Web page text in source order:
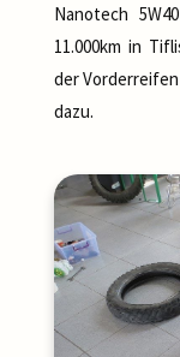
Nanotech
11.000km in
der
dazu.